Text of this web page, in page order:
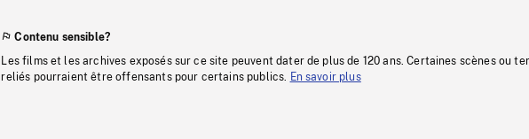
Contenu sensible?
Les films et les archives exposés sur ce site peuvent dater de plus de 120 ans. Certaines scènes ou
reliés pourraient être offensants pour certains publics.
En savoir plus